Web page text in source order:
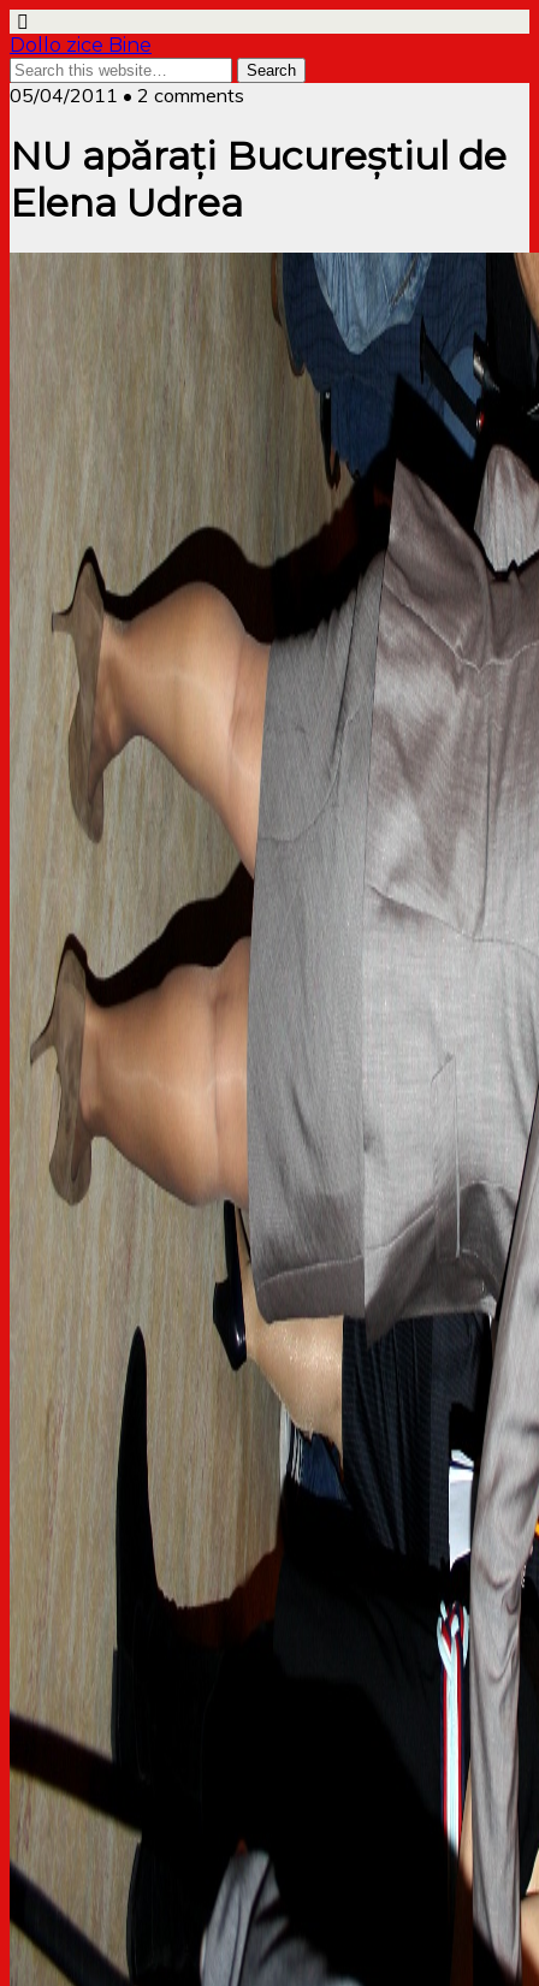
Dollo zice Bine
05/04/2011 • 2 comments
NU apărați Bucureștiul de
Elena Udrea